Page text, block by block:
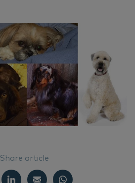
Share article